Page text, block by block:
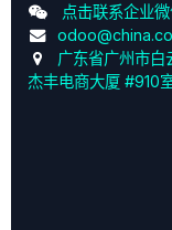
点击联系企业
广东省广州市白
杰丰电商大厦 #910